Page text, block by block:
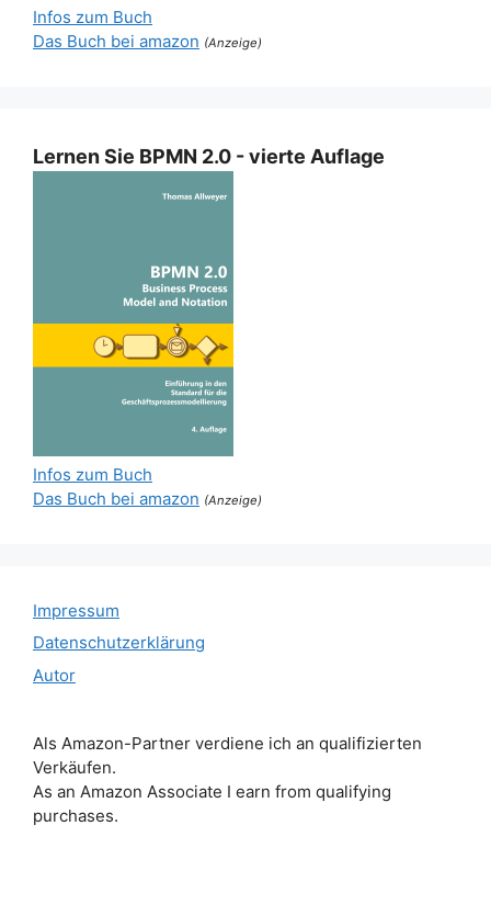
Infos zum Buch
Das Buch bei amazon (Anzeige)
Lernen Sie BPMN 2.0 - vierte Auflage
Infos zum Buch
Das Buch bei amazon (Anzeige)
Impressum
Datenschutzerklärung
Autor
Als Amazon-Partner verdiene ich an qualifizierten
Verkäufen.
As an Amazon Associate I earn from qualifying
purchases.